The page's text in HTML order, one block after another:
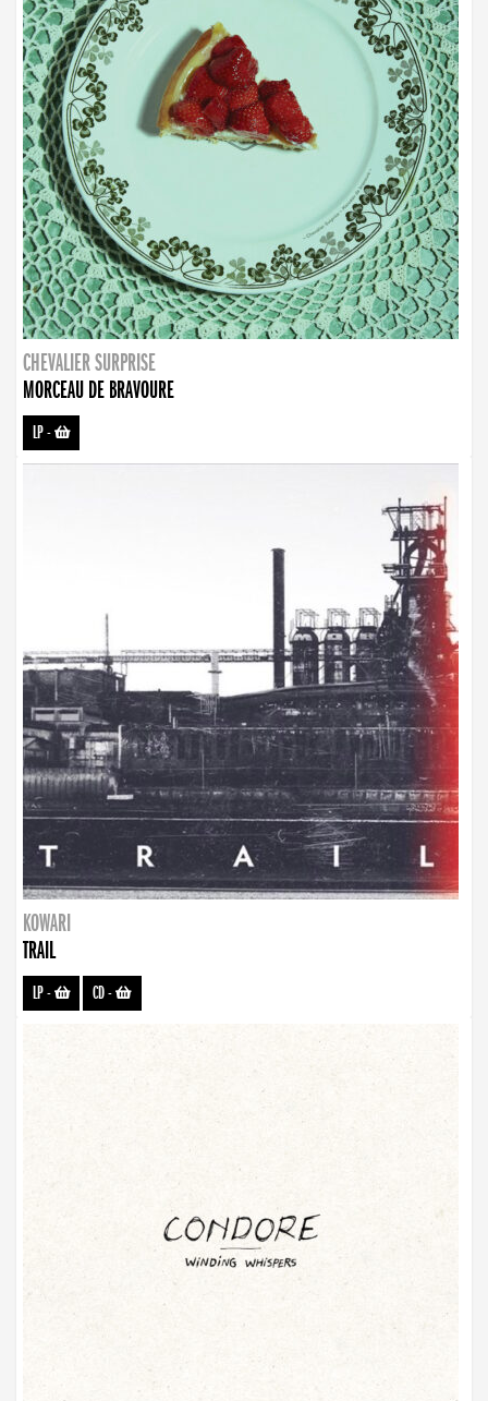
CHEVALIER SURPRISE
MORCEAU DE BRAVOURE
LP-
KOWARI
TRAIL
LP- CD-